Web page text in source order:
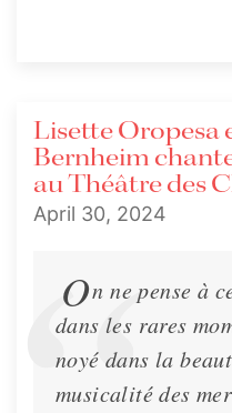
Lisette Oropesa
Bernheim
au Théâtre des
April 30, 2024
On ne pense à
dans les rares
noyé dans la
musicalité des